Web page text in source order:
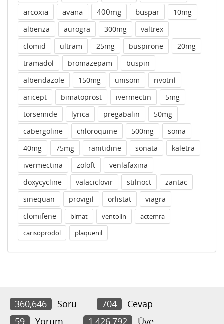
arcoxia
avana 400mg buspar
10mg
albenza
aurogra 300mg
valtrex
clomid
ultram 25mg buspirone
20mg
tramadol
bromazepam
buspin
albendazole
150mg unisom
rivotril
aricept
bimatoprost ivermectin
5mg
torsemide
lyrica pregabalin
50mg
cabergoline
chloroquine 500mg
soma
40mg
75mg ranitidine sonata
kaletra
ivermectina
zoloft
venlafaxina
doxycycline
valaciclovir stilnoct
zantac
sinequan
provigil orlistat
viagra
clomifene
bimat ventolin
actemra
carisoprodol
plaquenil
360,646 Soru 704
Cevap
59
Yorum 1,426,792 Üye